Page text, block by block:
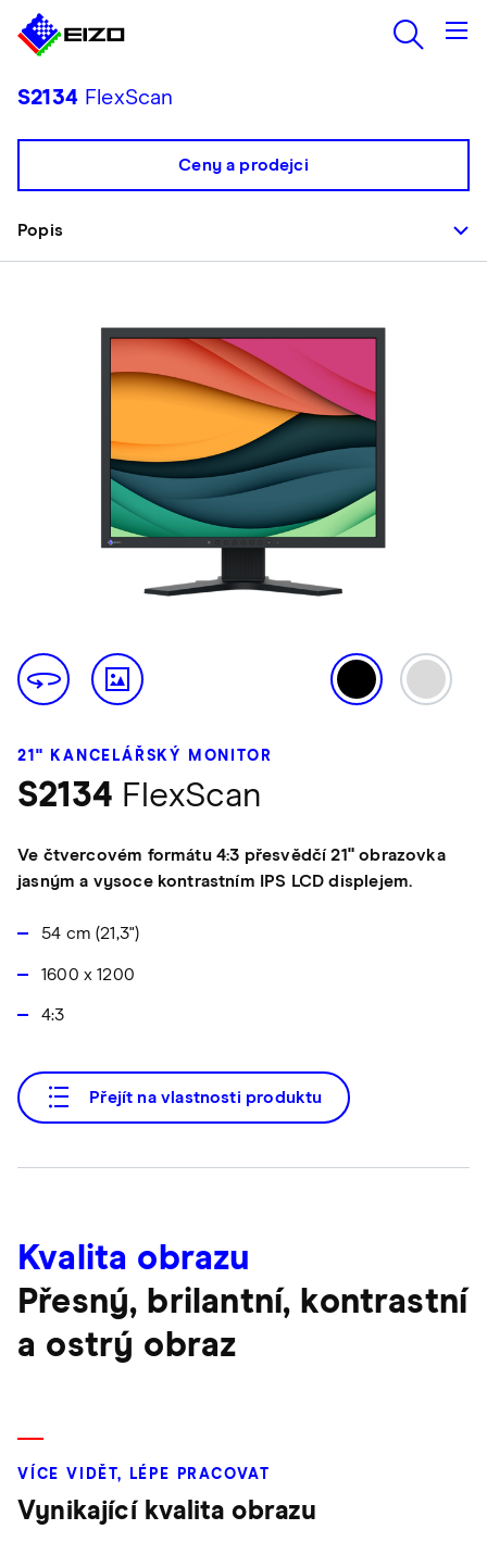
S2134 FlexScan
Popis
Ceny a prodejci
21" KANCELÁŘSKÝ MONITOR
S2134FlexScan
Ve čtvercovém formátu 4:3 přesvědčí 21" obrazovka
jasným a vysoce kontrastním IPS LCD displejem.
54 cm (21,3")
1600 x 1200
4:3
Přejít na vlastnosti produktu
Kvalita obrazu
Přesný, brilantní, kontrastní
a ostrý obraz
VÍCE VIDĚT, LÉPE PRACOVAT
Vynikající kvalita obrazu